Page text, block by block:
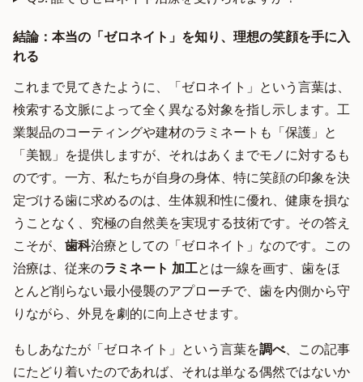
結論：本当の「ゼロネイト」を知り、理想の笑顔を手に入
れる
これまで見てきたように、「ゼロネイト」という言葉は、
検索する文脈によって全く異なる対象を指し示します。工
業製品のコーティングや建材のラミネートも「保護」と
「美観」を提供しますが、それはあくまでモノに対するも
のです。一方、私たちが自身の身体、特に笑顔の印象を決
定づける歯に求めるのは、生体親和性に優れ、健康を損な
うことなく、究極の自然美を実現する技術です。その答え
こそが、 歯科治療としての「ゼロネイト」なのです。この
治療は、従来のラミネート 加工とは一線を画す、歯をほ
とんど削らない最小侵襲のアプローチで、歯を内側から守
りながら、外見を劇的に向上させます。
もしあなたが「ゼロネイト」という言葉を調べ、この記事
にたどり着いたのであれば、それは単なる偶然ではないか